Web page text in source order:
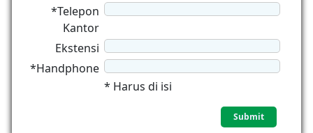
*Telepon
Kantor
Ekstensi
*Handphone
* Harus di isi